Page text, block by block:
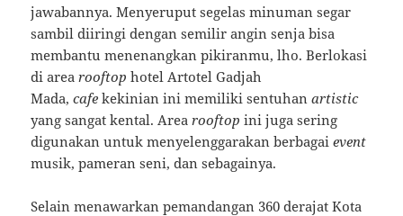
jawabannya. Menyeruput segelas minuman segar
sambil diiringi dengan semilir angin senja bisa
membantu menenangkan pikiranmu, lho. Berlokasi
di arearooftop hotel Artotel Gadjah
Mada,cafe kekinian ini memiliki sentuhanartistic
yang sangat kental. Arearooftop ini juga sering
digunakan untuk menyelenggarakan berbagaievent
musik, pameran seni, dan sebagainya.
Selain menawarkan pemandangan 360 derajat Kota